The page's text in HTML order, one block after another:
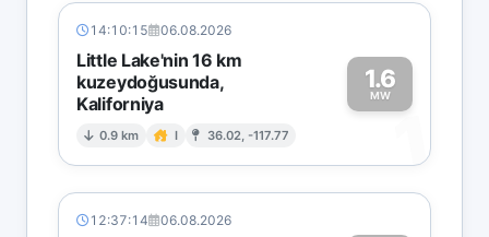
14:10:15 06.08.2026
Little Lake'nin 16 km
kuzeydoğusunda,
Kaliforniya
0.9 km I 36.02, -117.77
1.6
MW
1
12:37:14 06.08.2026